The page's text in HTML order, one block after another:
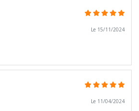
Le 15/11/2024
Le 11/04/2024